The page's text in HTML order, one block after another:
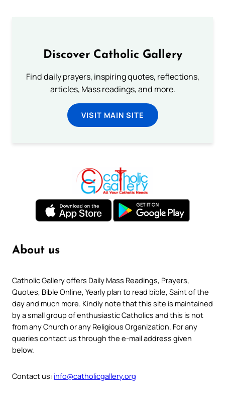
Discover Catholic Gallery
Find daily prayers, inspiring quotes, reflections,
articles, Mass readings, and more.
VISIT MAIN SITE
About us
Catholic Gallery offers Daily Mass Readings, Prayers,
Quotes, Bible Online, Yearly plan to read bible, Saint of the
day and much more. Kindly note that this site is maintained
by a small group of enthusiastic Catholics and this is not
from any Church or any Religious Organization. For any
queries contact us through the e-mail address given
below.
Contact us: info@catholicgallery.org